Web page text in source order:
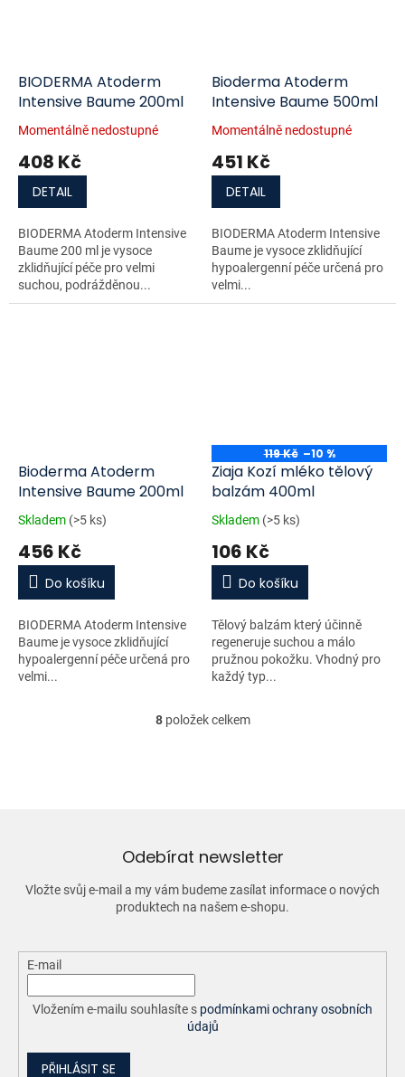
BIODERMA Atoderm
Intensive Baume 200ml
Momentálně nedostupné
408 Kč
DETAIL
BIODERMA Atoderm Intensive
Baume 200 ml je vysoce
zklidňující péče pro velmi
suchou, podrážděnou...
Bioderma Atoderm
Intensive Baume 500ml
Momentálně nedostupné
451 Kč
DETAIL
BIODERMA Atoderm Intensive
Baume je vysoce zklidňující
hypoalergenní péče určená pro
velmi...
Bioderma Atoderm
Intensive Baume 200ml
Skladem (>5 ks)
456 Kč
Do košíku
BIODERMA Atoderm Intensive
Baume je vysoce zklidňující
hypoalergenní péče určená pro
velmi...
119 Kč –10 %
Ziaja Kozí mléko tělový
balzám 400ml
Skladem (>5 ks)
106 Kč
Do košíku
Tělový balzám který účinně
regeneruje suchou a málo
pružnou pokožku. Vhodný pro
každý typ...
O
p
r
v
k
v
i
s
u
8položek celkem
Odebírat newsletter
Vložte svůj e-mail a my vám budeme zasílat informace o nových
produktech na našem e-shopu.
E-mail
Vložením e-mailu souhlasíte s podmínkami ochrany osobních
údajů
PŘIHLÁSIT SE